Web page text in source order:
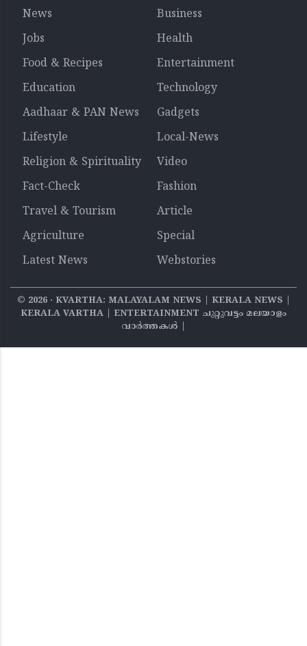
News
Business
Jobs
Health
Food & Recipes
Entertainment
Education
Technology
Aadhaar & PAN News
Gadgets
Lifestyle
Local-News
Religion & Spirituality
Video
Fact-Check
Fashion
Travel & Tourism
Article
Agriculture
Special
Latest News
Webstories
© 2026‧ KVARTHA: MALAYALAM NEWS | KERALA NEWS |
KERALA VARTHA | ENTERTAINMENT ചുറ്റുവട്ടം മലയാളം
വാര്‍ത്തകൾ |